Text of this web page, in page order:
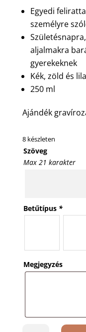
Egyedi
személyre
aljalmakra
gyerekeknek
Kék, zöld és
250 ml
Ajándék
8 készleten
Szöveg
Max 21 karakter
Betűtípus *
Megjegyzés